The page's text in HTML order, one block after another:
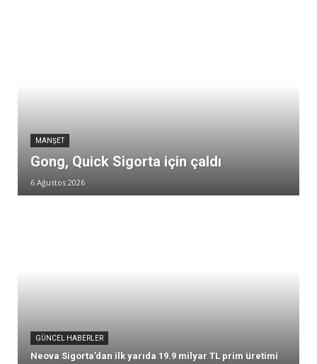
MANŞET
Gong, Quick Sigorta için çaldı
6 Ağustos 2026
GÜNCEL HABERLER
Neova Sigorta’dan ilk yarıda 19.9 milyar TL prim üretimi